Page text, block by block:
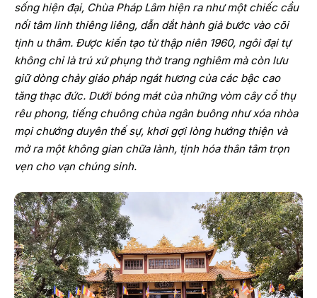
sống hiện đại, Chùa Pháp Lâm hiện ra như một chiếc cầu
nối tâm linh thiêng liêng, dẫn dắt hành giả bước vào cõi
tịnh u thâm. Được kiến tạo từ thập niên 1960, ngôi đại tự
không chỉ là trú xứ phụng thờ trang nghiêm mà còn lưu
giữ dòng chảy giáo pháp ngát hương của các bậc cao
tăng thạc đức. Dưới bóng mát của những vòm cây cổ thụ
rêu phong, tiếng chuông chùa ngân buông như xóa nhòa
mọi chướng duyên thế sự, khơi gợi lòng hướng thiện và
mở ra một không gian chữa lành, tịnh hóa thân tâm trọn
vẹn cho vạn chúng sinh.